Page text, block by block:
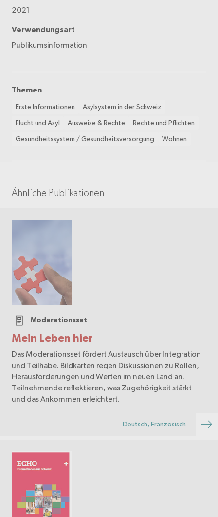
2021
Verwendungsart
Publikumsinformation
Themen
Erste Informationen Asylsystem in der Schweiz
Flucht und Asyl Ausweise & Rechte Rechte und Pflichten
Gesundheitssystem / Gesundheitsversorgung Wohnen
Ähnliche Publikationen
Mein Leben hier
Moderationsset
Das Moderationsset fördert Austausch über Integration
und Teilhabe. Bildkarten regen Diskussionen zu Rollen,
Herausforderungen und Werten im neuen Land an.
Teilnehmende reflektieren, was Zugehörigkeit stärkt
und das Ankommen erleichtert.
Deutsch, Französisch